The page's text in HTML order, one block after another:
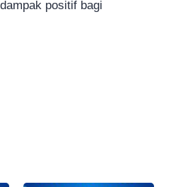
positif bagi